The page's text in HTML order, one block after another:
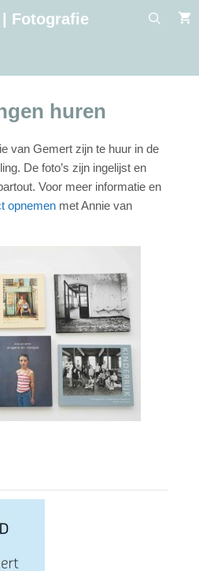
Fotografie
huren
van Gemert zijn te huur in de
De foto’s zijn ingelijst en
Voor meer informatie en
opnemen met Annie van